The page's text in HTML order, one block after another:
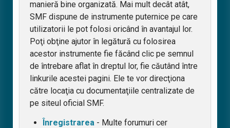
manieră bine organizată. Mai mult decât atât,
SMF dispune de instrumente puternice pe care
utilizatorii le pot folosi oricând în avantajul lor.
Poţi obţine ajutor în legătură cu folosirea
acestor instrumente fie făcând clic pe semnul
de întrebare aflat în dreptul lor, fie căutând între
linkurile acestei pagini. Ele te vor direcţiona
către locaţia cu documentaţiile centralizate de
pe siteul oficial SMF.
Înregistrarea - Multe forumuri cer